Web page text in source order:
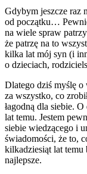
Gdybym jeszcze raz
od początku…
na wiele spraw
że patrzę na to
kilka lat mój syn (i
o dzieciach,
Dlatego dziś myślę o
za wszystko, co
łagodną dla siebie.
lat temu. Jestem
siebie wiedzącego i
świadomości, że to,
kilkadziesiąt lat temu
najlepsze.